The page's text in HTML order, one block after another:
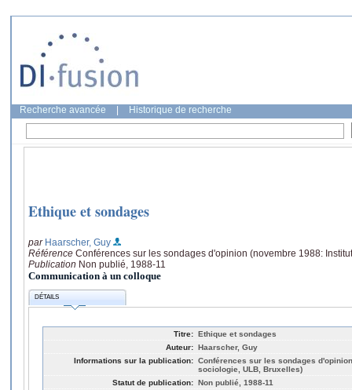
Recherche avancée Historique de recherche
Ethique et sondages
par Haarscher, Guy
Référence Conférences sur les sondages d'opinion (novembre 1988:
Publication Non publié, 1988-11
Communication à un colloque
DÉTAILS
Titre: Ethique et sondages
Auteur: Haarscher, Guy
Informations sur la publication: Conférences sur les sondages
sociologie, ULB, Bruxelles)
Statut de publication: Non publié, 1988-11